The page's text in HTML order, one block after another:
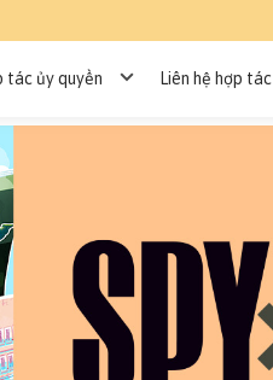
tác ủy quyền Liên hệ hợp tác